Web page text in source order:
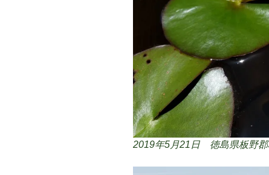
2019年5月21日 徳島県板野郡